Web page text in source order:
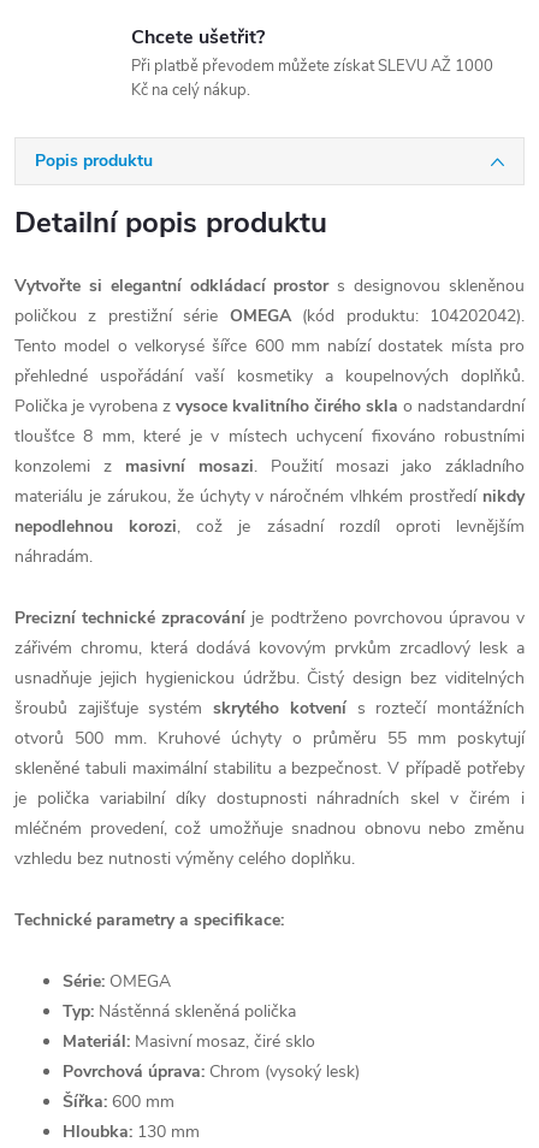
Chcete ušetřit?
Při platbě převodem můžete získat SLEVU AŽ 1000
Kč na celý nákup.
Popis produktu
Detailní popis produktu
Vytvořte si elegantní odkládací prostors designovou skleněnou
poličkou z prestižní série OMEGA(kód produktu: 104202042).
Tento model o velkorysé šířce 600 mm nabízí dostatek místa pro
přehledné uspořádání vaší kosmetiky a koupelnových doplňků.
Polička je vyrobena z vysoce kvalitního čirého skla o nadstandardní
tloušťce 8 mm, které je v místech uchycení fixováno robustními
konzolemi z masivní mosazi. Použití mosazi jako základního
materiálu je zárukou, že úchyty v náročném vlhkém prostředí nikdy
nepodlehnou korozi, což je zásadní rozdíl oproti levnějším
náhradám.
Precizní technické zpracování je podtrženo povrchovou úpravou v
zářivém chromu, která dodává kovovým prvkům zrcadlový lesk a
usnadňuje jejich hygienickou údržbu. Čistý design bez viditelných
šroubů zajišťuje systémskrytého kotvenís roztečí montážních
otvorů 500 mm. Kruhové úchyty o průměru 55 mm poskytují
skleněné tabuli maximální stabilitu a bezpečnost. V případě potřeby
je polička variabilní díky dostupnosti náhradních skel v čirém i
mléčném provedení, což umožňuje snadnou obnovu nebo změnu
vzhledu bez nutnosti výměny celého doplňku.
Technické parametry a specifikace:
Série: OMEGA
Typ: Nástěnná skleněná polička
Materiál: Masivní mosaz, čiré sklo
Povrchová úprava: Chrom (vysoký lesk)
Šířka: 600 mm
Hloubka: 130 mm